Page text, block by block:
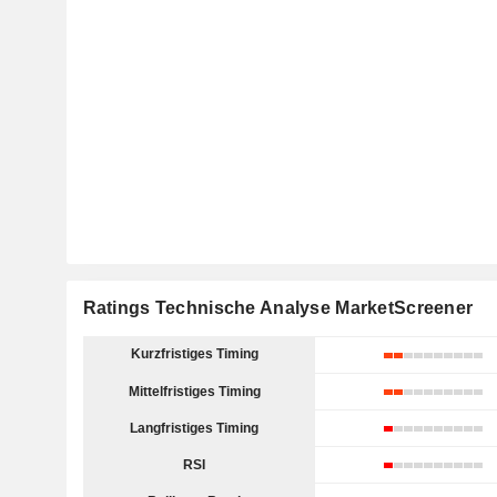
Ratings Technische Analyse MarketScreener
Kurzfristiges Timing
Mittelfristiges Timing
Langfristiges Timing
RSI